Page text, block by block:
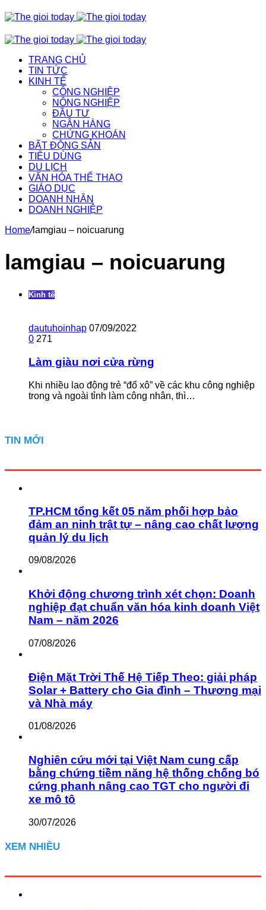
TRANG CHỦ
TIN TỨC
KINH TẾ
CÔNG NGHIỆP
NÔNG NGHIỆP
ĐẦU TƯ
NGÂN HÀNG
CHỨNG KHOÁN
BẤT ĐỘNG SẢN
TIÊU DÙNG
DU LỊCH
VĂN HÓA THỂ THAO
GIÁO DỤC
DOANH NHÂN
DOANH NGHIỆP
Home/lamgiau – noicuarung
lamgiau – noicuarung
Kinh tế
dautuhoinhap 07/09/2022
0 271
Làm giàu nơi cửa rừng
Khi nhiều lao động trẻ “đổ xô” về các khu công nghiệp
trong và ngoài tỉnh làm công nhân, thì…
TIN MỚI
TP.HCM tổng kết 05 năm phối hợp bảo
đảm an ninh trật tự – nâng cao chất lượng
quản lý du lịch
09/08/2026
Khởi động chương trình xét chọn: Doanh
nghiệp đạt chuẩn văn hóa kinh doanh Việt
Nam – năm 2026
07/08/2026
Điện Mặt Trời Thế Hệ Tiếp Theo: giải pháp
Solar + Battery cho Gia đình – Thương mại
và Nhà máy
01/08/2026
Nghiên cứu mới tại Việt Nam cung cấp
bằng chứng tiềm năng hệ thống chống bó
cứng phanh nâng cao TGT cho người đi
xe mô tô
30/07/2026
XEM NHIỀU